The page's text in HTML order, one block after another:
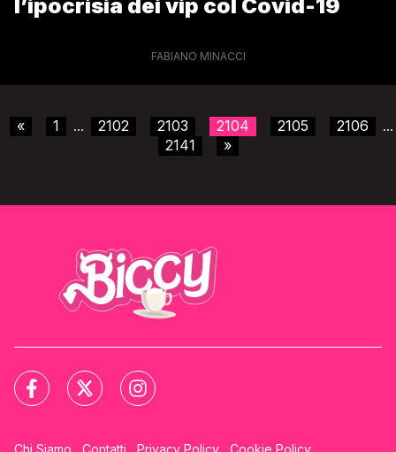
l’ipocrisia dei vip col Covid-19
FABIANO MINACCI
« 1 ... 2102 2103 2104 2105 2106 ...
2141 »